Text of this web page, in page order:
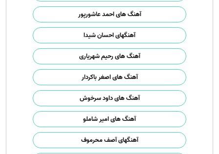
آهنگ های احمد عاشورپور
آهنگهای احسان شیدا
آهنگ های رحیم شهریاری
آهنگ های اصغر باکردار
آهنگ های داود سرخوش
آهنگ های امیر شاملو
آهنگهای آصف محرموف